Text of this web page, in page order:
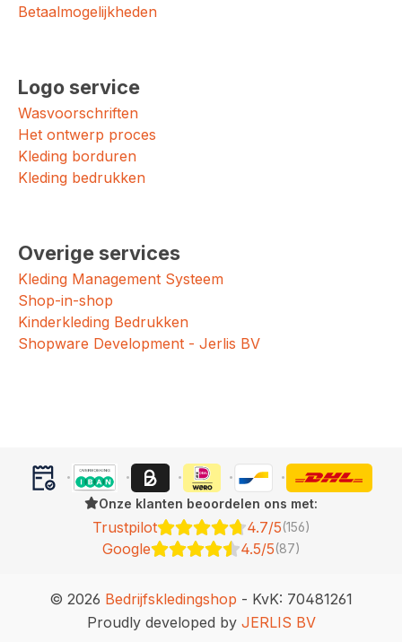
Betaalmogelijkheden
Logo service
Wasvoorschriften
Het ontwerp proces
Kleding borduren
Kleding bedrukken
Overige services
Kleding Management Systeem
Shop-in-shop
Kinderkleding Bedrukken
Shopware Development - Jerlis BV
Onze klanten beoordelen ons met:
Trustpilot 4.7/5(156)
Google 4.5/5(87)
© 2026 Bedrijfskledingshop - KvK: 70481261
Proudly developed by JERLIS BV